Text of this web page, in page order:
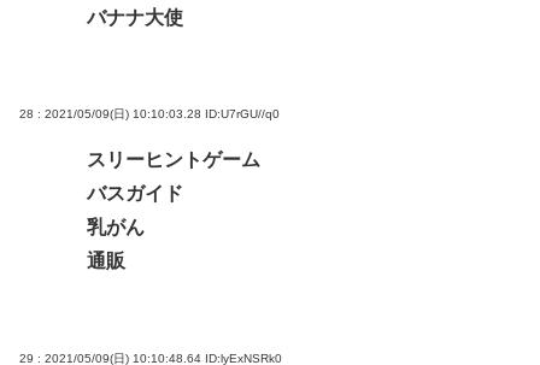
バナナ大使
28 : 2021/05/09(日) 10:10:03.28 ID:U7rGU//q0
スリーヒントゲーム
バスガイド
乳がん
通販
29 : 2021/05/09(日) 10:10:48.64 ID:lyExNSRk0